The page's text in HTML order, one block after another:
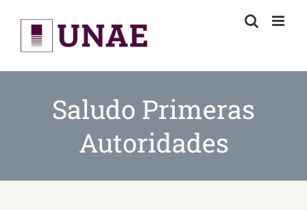
content
Saludo Primeras
Autoridades